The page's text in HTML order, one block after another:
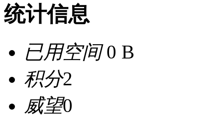
统计信息
已用空间0 B
积分2
威望0